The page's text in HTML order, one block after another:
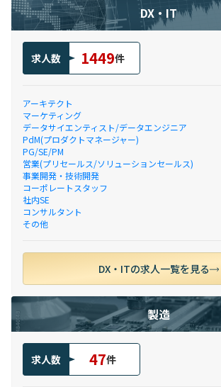
DX・IT
求人数 1449件
アーキテクト
マーケティング
データサイエンティスト/データエンジニア
PdM(プロダクトマネージャー)
PG/SE/PM
営業(プリセールス/ソリューションセールス)
事業開発・技術開発
コーポレートスタッフ
社内SE
コンサルタント
その他
DX・ITの求人一覧を見る
製造
求人数 47件